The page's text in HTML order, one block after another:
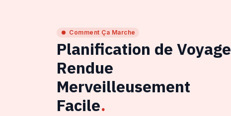
Comment Ça Marche
Planification de Voyage
Rendue
Merveilleusement
Facile.